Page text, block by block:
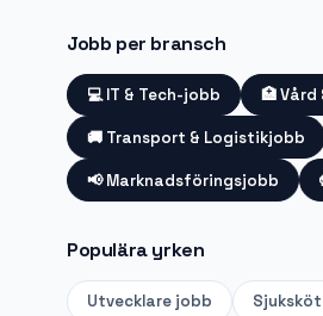
Jobb per bransch
💻 IT & Tech-jobb 🏥Vård
🚚 Transport & Logistikjobb
📢 Marknadsföringsjobb
Populära yrken
Utvecklare jobb